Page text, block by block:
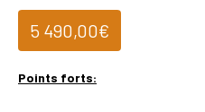
5 490,00€
Points forts: